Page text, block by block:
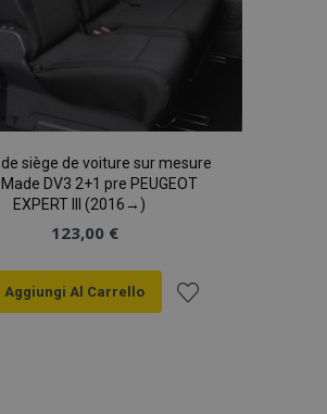
de siège de voiture sur mesure
DV3 2+1 pre PEUGEOT
EXPERT III (2016→)
123,00 €
Aggiungi Al Carrello